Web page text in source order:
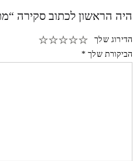
היה הראשון לכתוב סקירה
הדירוג שלך
הביקורת שלך *